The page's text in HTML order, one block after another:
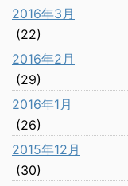
2016年3月
(22)
2016年2月
(29)
2016年1月
(26)
2015年12月
(30)